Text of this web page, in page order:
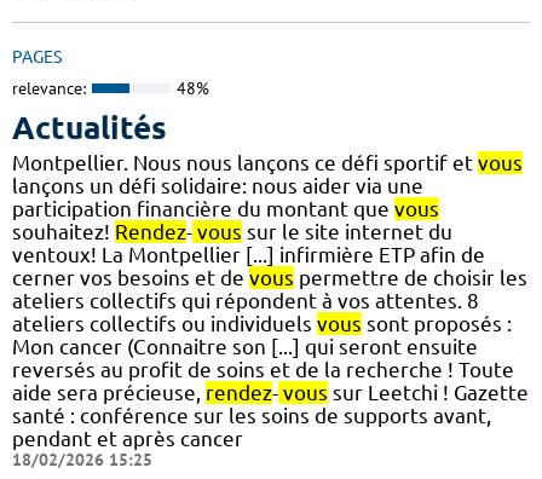
PAGES
relevance: 48%
Actualités
Montpellier. Nous nous lançons ce défi sportif et vous
lançons un défi solidaire: nous aider via une
participation financière du montant que vous
souhaitez! Rendez- vous sur le site internet du
ventoux! La Montpellier [...] infirmière ETP afin de
cerner vos besoins et de vous permettre de choisir les
ateliers collectifs qui répondent à vos attentes. 8
ateliers collectifs ou individuels vous sont proposés :
Mon cancer (Connaitre son [...] qui seront ensuite
reversés au profit de soins et de la recherche ! Toute
aide sera précieuse, rendez- vous sur Leetchi ! Gazette
santé : conférence sur les soins de supports avant,
pendant et après cancer
18/02/2026 15:25